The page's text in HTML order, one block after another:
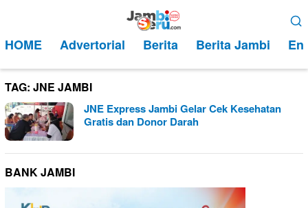
kontenMobile
HOME Advertorial Berita Berita Jambi
TAG: JNE JAMBI
JNE Express Jambi Gelar Cek Kesehatan
Gratis dan Donor Darah
BANK JAMBI